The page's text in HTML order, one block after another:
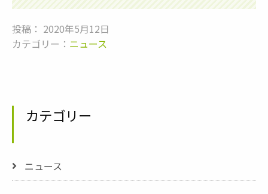
投稿： 2020年5月12日
カテゴリー： ニュース
カテゴリー
ニュース